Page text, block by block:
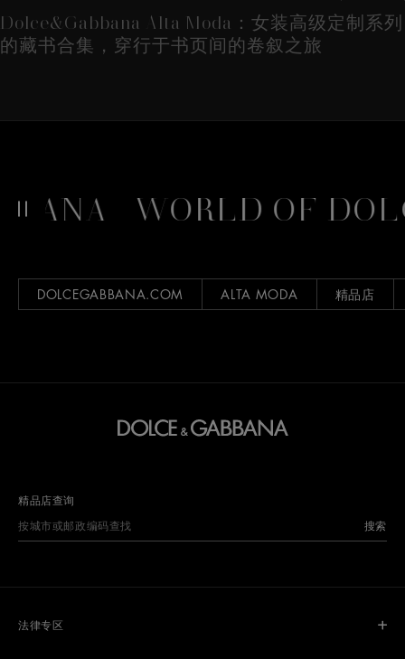
Dolce&Gabbana Alta Moda：女装高级定制系列
的藏书合集，穿行于书页间的卷叙之旅
WORLD OF
DOLCEGABBANA.COM ALTA MODA 精品店
精品店查询
搜索
法律专区